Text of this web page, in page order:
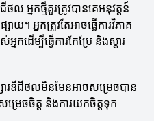
ល អ្នកថ្មីគួរត្រូវបានគេអនុវត្តន៍
ាយ។ អ្នកត្រូវតែអាចធ្វើការវិភាគ
កដើម្បីធ្វើការកែប្រែ និងស្ដារ
ារឌីជីថលមិនមែនអាចសម្រេចបាន
រេចចិត្ត និងការយកចិត្តទុក